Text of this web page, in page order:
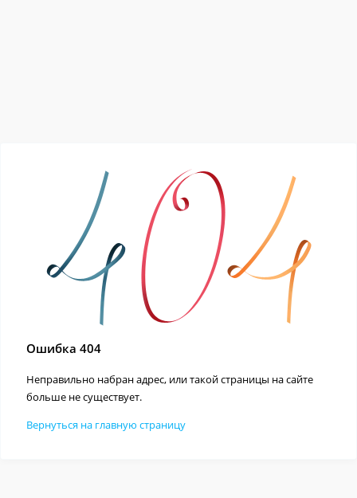
Ошибка 404
Неправильно набран адрес, или такой страницы на сайте
больше не существует.
Вернуться на главную страницу